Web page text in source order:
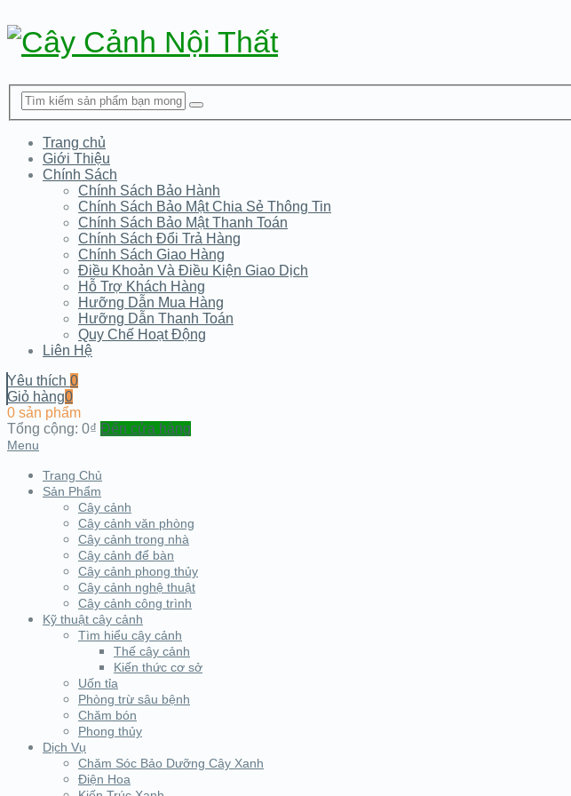
Trang chủ
Giới Thiệu
Chính Sách
Chính Sách Bảo Hành
Chính Sách Bảo Mật Chia Sẻ Thông Tin
Chính Sách Bảo Mật Thanh Toán
Chính Sách Đổi Trả Hàng
Chính Sách Giao Hàng
Điều Khoản Và Điều Kiện Giao Dịch
Hỗ Trợ Khách Hàng
Hưỡng Dẫn Mua Hàng
Hưỡng Dẫn Thanh Toán
Quy Chế Hoạt Động
Liên Hệ
Yêu thích 0
Giỏ hàng0
0 sản phẩm
Tổng cộng: 0₫ Đến cửa hàng
Menu
Trang Chủ
Sản Phẩm
Cây cảnh
Cây cảnh văn phòng
Cây cảnh trong nhà
Cây cảnh để bàn
Cây cảnh phong thủy
Cây cảnh nghệ thuật
Cây cảnh công trình
Kỹ thuật cây cảnh
Tìm hiểu cây cảnh
Thế cây cảnh
Kiến thức cơ sở
Uốn tỉa
Phòng trừ sâu bệnh
Chăm bón
Phong thủy
Dịch Vụ
Chăm Sóc Bảo Dưỡng Cây Xanh
Điện Hoa